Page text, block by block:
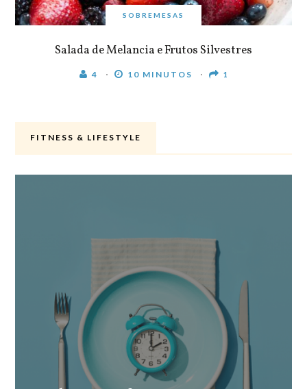
SOBREMESAS
Salada de Melancia e Frutos Silvestres
4 10 MINUTOS 1
FITNESS & LIFESTYLE